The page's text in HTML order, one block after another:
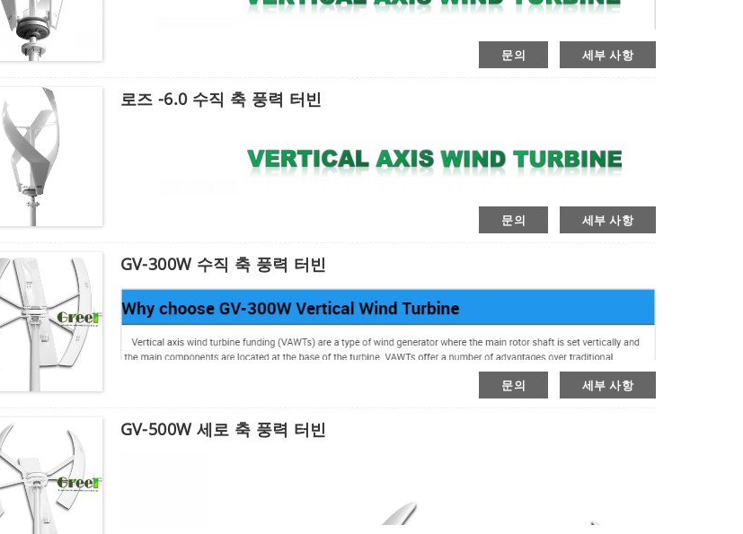
문의 세부 사항
로즈 -6.0 수직 축 풍력 터빈
문의 세부 사항
GV-300W 수직 축 풍력 터빈
문의 세부 사항
GV-500W 세로 축 풍력 터빈
비밀번호를 입력하십시오
보내다